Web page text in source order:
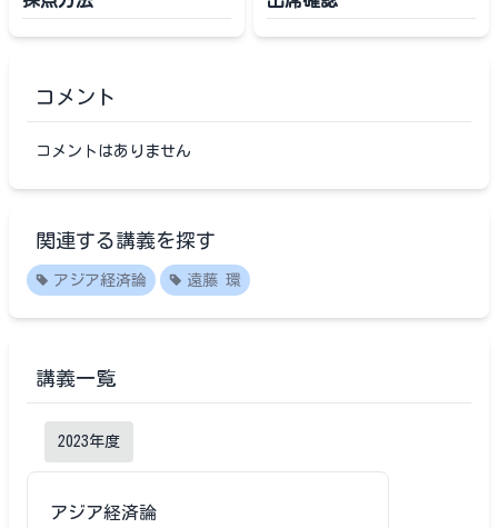
コメント
コメントはありません
関連する講義を探す
アジア経済論 遠藤 環
講義一覧
2023年度
アジア経済論